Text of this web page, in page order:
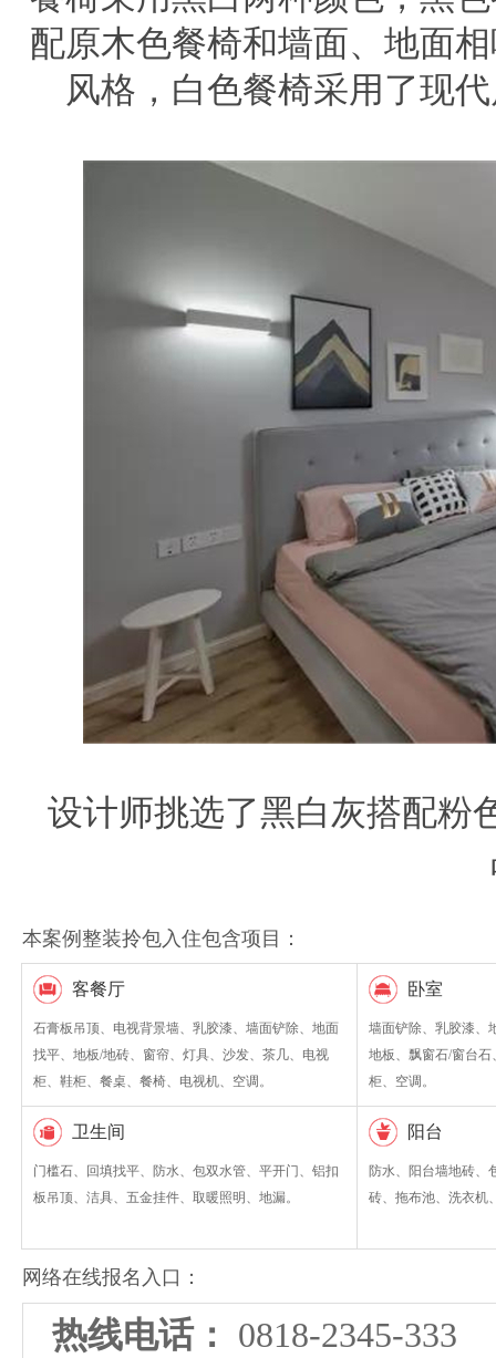
配原木色餐椅和墙面、地面
风格，白色餐椅采用了现
设计师挑选了黑白灰搭配粉
本案例整装拎包入住包含项目：
客餐厅
石膏板吊顶、电视背景墙、乳胶漆、墙面铲除、地面
找平、地板/地砖、窗帘、灯具、沙发、茶几、电视
柜、鞋柜、餐桌、餐椅、电视机、空调。
卧室
墙面铲除、乳胶漆、
地板、飘窗石/窗台
柜、空调。
卫生间
门槛石、回填找平、防水、包双水管、平开门、铝扣
板吊顶、洁具、五金挂件、取暖照明、地漏。
阳台
防水、阳台墙地砖、
砖、拖布池、洗衣机
网络在线报名入口：
热线电话： 0818-2345-